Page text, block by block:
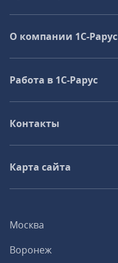
Москва
Воронеж
О компании 1C-Рарус
Работа в 1С‑Рарус
Контакты
Карта сайта